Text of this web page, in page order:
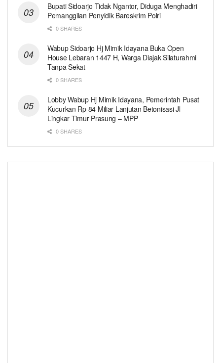
Bupati Sidoarjo Tidak Ngantor, Diduga Menghadiri
Pemanggilan Penyidik Bareskrim Polri
0 SHARES
Wabup Sidoarjo Hj Mimik Idayana Buka Open
House Lebaran 1447 H, Warga Diajak Silaturahmi
Tanpa Sekat
0 SHARES
Lobby Wabup Hj Mimik Idayana, Pemerintah Pusat
Kucurkan Rp 84 Miliar Lanjutan Betonisasi Jl
Lingkar Timur Prasung – MPP
0 SHARES